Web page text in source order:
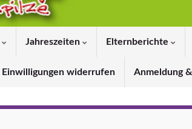
Jahreszeiten Elternberichte
Einwilligungen widerrufen Anmeldung